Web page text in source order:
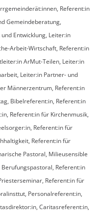
Referent:in
Gemeindeberatung,
Entwicklung, Leiter:in
Arbeit-Wirtschaft, Referent:in
ArMut-Teilen, Leiter:in
Leiter:in Partner- und
Männerzentrum, Referent:in
Bibelreferent:in, Referent:in
Referent:in für Kirchenmusik,
Referent:in für
Referent:in für
Pastoral, Milieusensible
Referent:in
Referent:in für
Personalreferent:in,
Caritasreferent:in,